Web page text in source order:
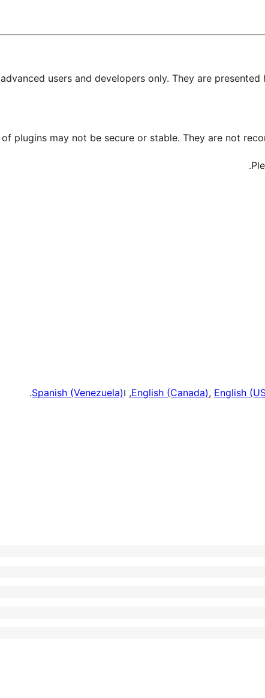
users and developers only. They are
plugins may not be secure or stable. They are not
English (Canada), English , וSpanish (Venezuela)
.